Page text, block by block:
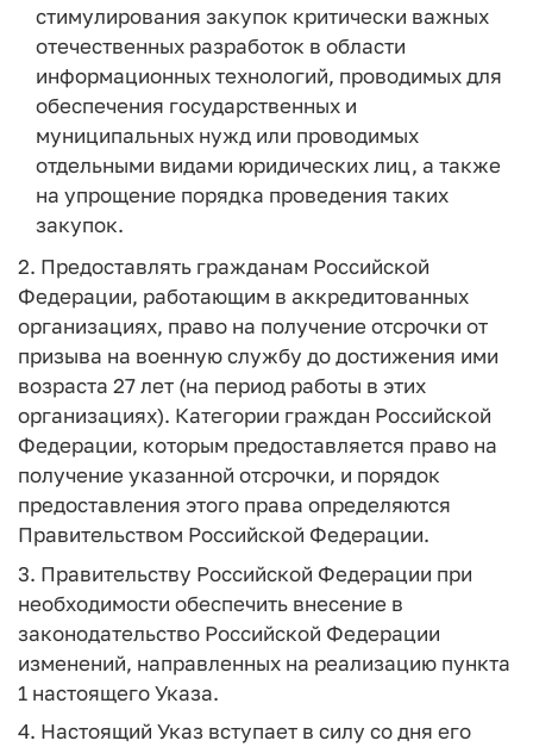
стимулирования закупок критически важных
отечественных разработок в области
информационных технологий, проводимых для
обеспечения государственных и
муниципальных нужд или проводимых
отдельными видами юридических лиц, а также
на упрощение порядка проведения таких
закупок.
2. Предоставлять гражданам Российской
Федерации, работающим в аккредитованных
организациях, право на получение отсрочки от
призыва на военную службу до достижения ими
возраста 27 лет (на период работы в этих
организациях). Категории граждан Российской
Федерации, которым предоставляется право на
получение указанной отсрочки, и порядок
предоставления этого права определяются
Правительством Российской Федерации.
3. Правительству Российской Федерации при
необходимости обеспечить внесение в
законодательство Российской Федерации
изменений, направленных на реализацию пункта
1 настоящего Указа.
4. Настоящий Указ вступает в силу со дня его